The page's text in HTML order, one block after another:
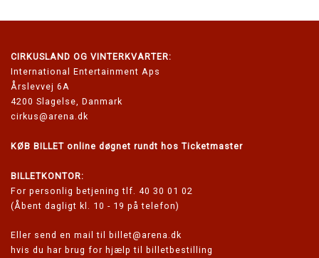
CIRKUSLAND OG VINTERKVARTER:
International Entertainment Aps
Årslevvej 6A
4200 Slagelse, Danmark
cirkus@arena.dk
KØB BILLET online døgnet rundt hos Ticketmaster
BILLETKONTOR:
For personlig betjening tlf. 40 30 01 02
(Åbent dagligt kl. 10 - 19 på telefon)
Eller send en mail til
billet@arena.dk
hvis du har brug for hjælp til billetbestilling